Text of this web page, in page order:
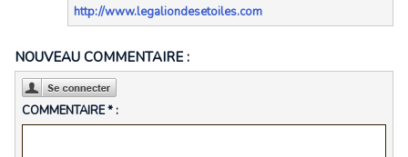
http://www.legaliondesetoiles.com
NOUVEAU COMMENTAIRE :
COMMENTAIRE * :